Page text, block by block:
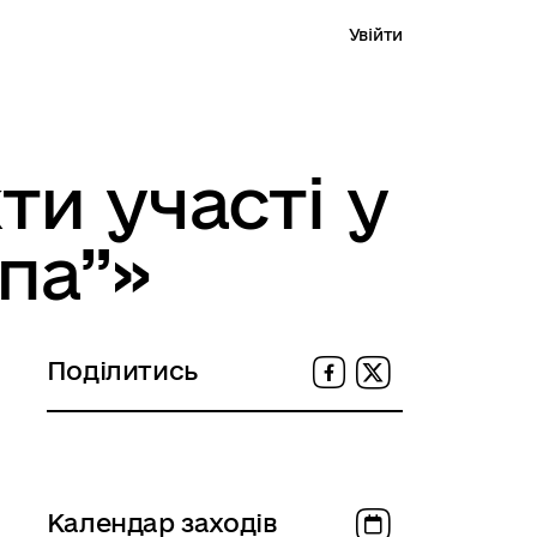
Пошук
Про портал
Увійти
участі у
Поділитись
Календар заходів